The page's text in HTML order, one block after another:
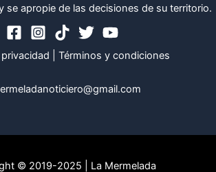
se apropie de las decisiones de su territorio.
Términos y condiciones
© 2019-2025 | La Mermelada